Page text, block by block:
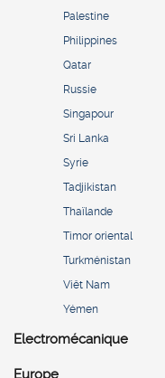
Palestine
Philippines
Qatar
Russie
Singapour
Sri Lanka
Syrie
Tadjikistan
Thaïlande
Timor oriental
Turkménistan
Viêt Nam
Yémen
Electromécanique
Europe